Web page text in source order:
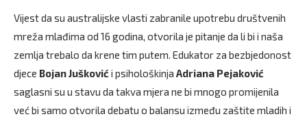
Vijest da su australijske vlasti zabranile upotrebu društvenih
mreža mlađima od 16 godina, otvorila je pitanje da li bi i naša
zemlja trebalo da krene tim putem. Edukator za bezbjedonost
djece Bojan Jušković i psihološkinja Adriana Pejaković
saglasni su u stavu da takva mjera ne bi mnogo promijenila
već bi samo otvorila debatu o balansu između zaštite mladih i